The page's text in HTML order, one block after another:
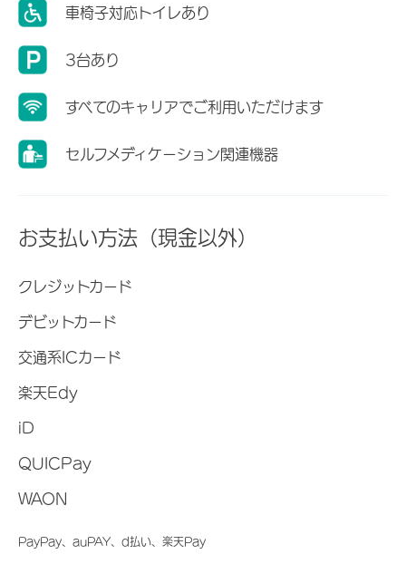
車椅子対応トイレあり
3台あり
すべてのキャリアでご利用いただけます
セルフメディケーション関連機器
お支払い方法（現金以外）
クレジットカード
デビットカード
交通系ICカード
楽天Edy
iD
QUICPay
WAON
PayPay、auPAY、d払い、楽天Pay